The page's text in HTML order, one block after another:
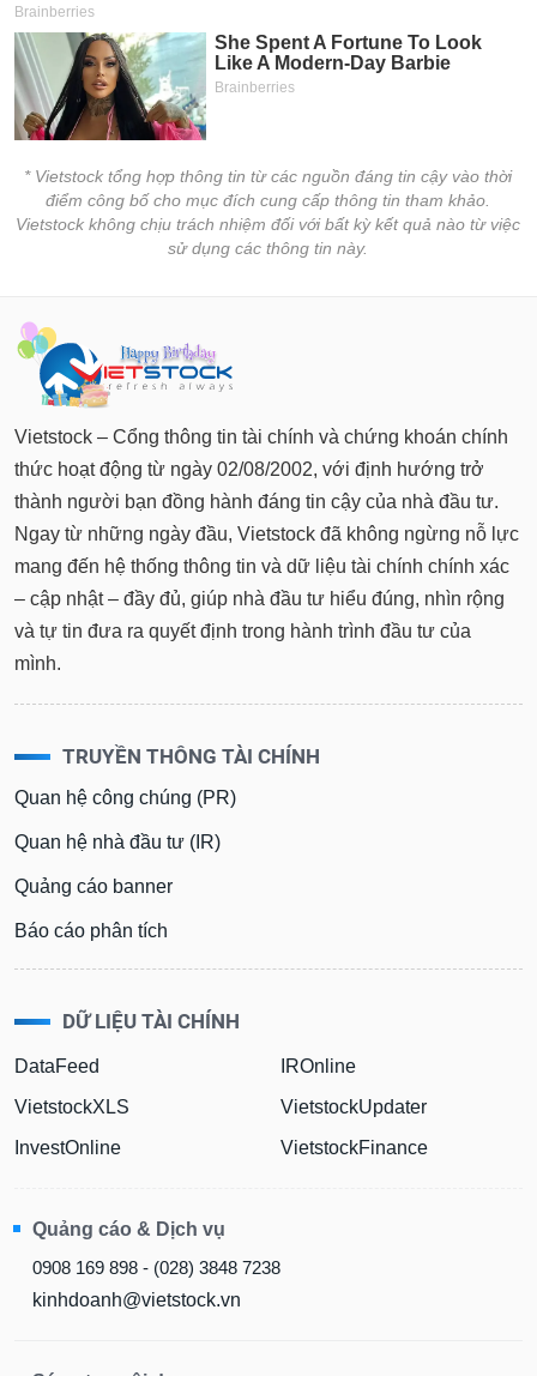
* Vietstock tổng hợp thông tin từ các nguồn đáng tin cậy vào thời
điểm công bố cho mục đích cung cấp thông tin tham khảo.
Vietstock không chịu trách nhiệm đối với bất kỳ kết quả nào từ việc
sử dụng các thông tin này.
Vietstock – Cổng thông tin tài chính và chứng khoán chính
thức hoạt động từ ngày 02/08/2002, với định hướng trở
thành người bạn đồng hành đáng tin cậy của nhà đầu tư.
Ngay từ những ngày đầu, Vietstock đã không ngừng nỗ lực
mang đến hệ thống thông tin và dữ liệu tài chính chính xác
– cập nhật – đầy đủ, giúp nhà đầu tư hiểu đúng, nhìn rộng
và tự tin đưa ra quyết định trong hành trình đầu tư của
mình.
TRUYỀN THÔNG TÀI CHÍNH
Quan hệ công chúng (PR)
Quan hệ nhà đầu tư (IR)
Quảng cáo banner
Báo cáo phân tích
DỮ LIỆU TÀI CHÍNH
DataFeed
VietstockXLS
InvestOnline
IROnline
VietstockUpdater
VietstockFinance
Quảng cáo & Dịch vụ
0908 169 898 - (028) 3848 7238
kinhdoanh@vietstock.vn